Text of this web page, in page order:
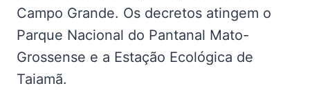
Campo Grande. Os decretos atingem o
Parque Nacional do Pantanal Mato-
Grossense e a Estação Ecológica de
Taiamã.